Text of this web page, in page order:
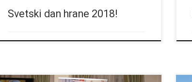
Svetski dan hrane 2018!